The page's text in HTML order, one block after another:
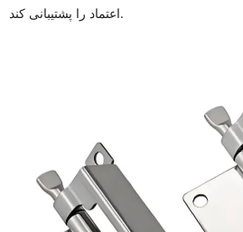
اعتماد را پشتیبانی کند.